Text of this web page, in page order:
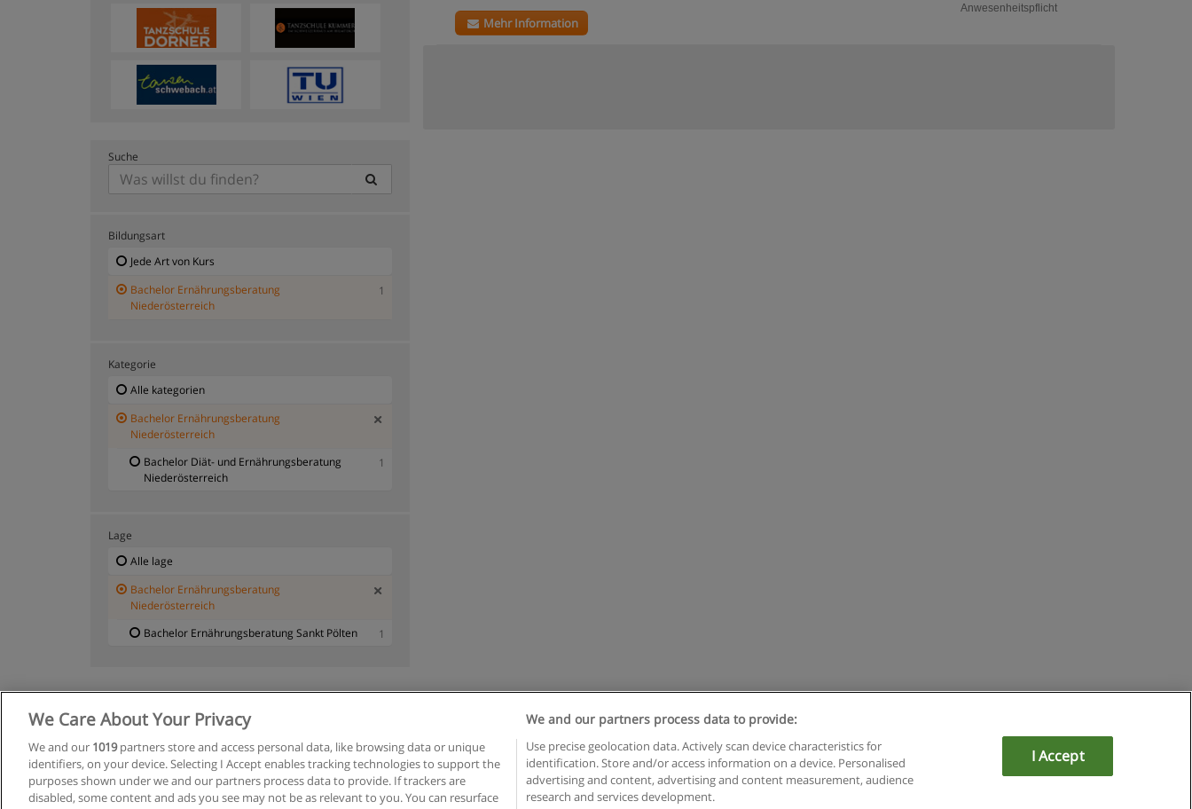
Anwesenheitspflicht
Mehr Information
Suche
Bildungsart
Jede Art von Kurs
Bachelor Ernährungsberatung
Niederösterreich
1
Kategorie
Alle kategorien
Bachelor Ernährungsberatung
Niederösterreich
Bachelor Diät- und Ernährungsberatung
Niederösterreich
1
Lage
Alle lage
Bachelor Ernährungsberatung
Niederösterreich
Bachelor Ernährungsberatung Sankt Pölten
1
Copyright © Educaedu Business S.L. - CIF : B-95610580: -www.educaedu.at
We Care About Your Privacy
We and our 1019partners store and access personal data, like browsing data or unique
identifiers, on your device. Selecting I Accept enables tracking technologies to support the
purposes shown under we and our partners process data to provide. If trackers are
disabled, some content and ads you see may not be as relevant to you. You can resurface
We and our partners process data to provide:
Use precise geolocation data. Actively scan device characteristics for
identification. Store and/or access information on a device. Personalised
advertising and content, advertising and content measurement, audience
research and services development.
I Accept